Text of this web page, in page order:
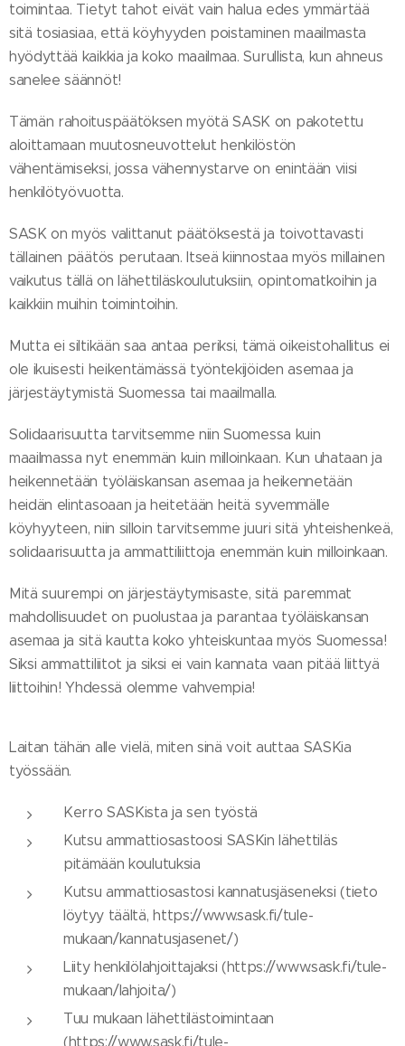
toimintaa. Tietyt tahot eivät vain halua edes ymmärtää
sitä tosiasiaa, että köyhyyden poistaminen maailmasta
hyödyttää kaikkia ja koko maailmaa. Surullista, kun ahneus
sanelee säännöt!
Tämän rahoituspäätöksen myötä SASK on pakotettu
aloittamaan muutosneuvottelut henkilöstön
vähentämiseksi, jossa vähennystarve on enintään viisi
henkilötyövuotta.
SASK on myös valittanut päätöksestä ja toivottavasti
tällainen päätös perutaan. Itseä kiinnostaa myös millainen
vaikutus tällä on lähettiläskoulutuksiin, opintomatkoihin ja
kaikkiin muihin toimintoihin.
Mutta ei siltikään saa antaa periksi, tämä oikeistohallitus ei
ole ikuisesti heikentämässä työntekijöiden asemaa ja
järjestäytymistä Suomessa tai maailmalla.
Solidaarisuutta tarvitsemme niin Suomessa kuin
maailmassa nyt enemmän kuin milloinkaan. Kun uhataan ja
heikennetään työläiskansan asemaa ja heikennetään
heidän elintasoaan ja heitetään heitä syvemmälle
köyhyyteen, niin silloin tarvitsemme juuri sitä yhteishenkeä,
solidaarisuutta ja ammattiliittoja enemmän kuin milloinkaan.
Mitä suurempi on järjestäytymisaste, sitä paremmat
mahdollisuudet on puolustaa ja parantaa työläiskansan
asemaa ja sitä kautta koko yhteiskuntaa myös Suomessa!
Siksi ammattiliitot ja siksi ei vain kannata vaan pitää liittyä
liittoihin! Yhdessä olemme vahvempia!
Laitan tähän alle vielä, miten sinä voit auttaa SASKia
työssään.
Kerro SASKista ja sen työstä
Kutsu ammattiosastoosi SASKin lähettiläs
pitämään koulutuksia
Kutsu ammattiosastosi kannatusjäseneksi (tieto
löytyy täältä, https://www.sask.fi/tule-
mukaan/kannatusjasenet/)
Liity henkilölahjoittajaksi (https://www.sask.fi/tule-
mukaan/lahjoita/)
Tuu mukaan lähettilästoimintaan
(https://www.sask.fi/tule-